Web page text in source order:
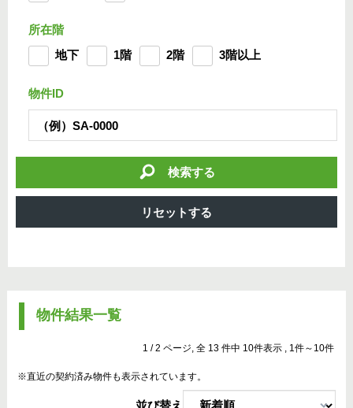
所在階
地下
1階 2階 3階以上
物件ID
検索する
物件結果一覧
1 / 2 ページ, 全 13 件中 10件表示 , 1件～10件
※直近の契約済み物件も表示されています。
並び替え